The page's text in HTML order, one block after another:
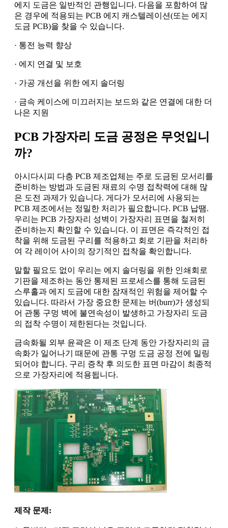
에지 도금은 일반적인 관행입니다. 다음을 포함하여 많
은 경우에 적용되는 PCB 에지 캐스텔레이션(또는 에지
도금 PCB)을 찾을 수 있습니다.
· 통전 능력 향상
· 에지 연결 및 보호
· 가공 개선을 위한 에지 솔더링
· 금속 케이스에 미끄러지는 보드와 같은 연결에 대한 더
나은 지원
PCB 가장자리 도금 공정은 무엇입니
까?
아시다시피 다층 PCB 제조업체는 주로 도금된 모서리를
준비하는 방법과 도금된 재료의 수명 접착력에 대해 많
은 도전 과제가 있습니다. 게다가 모서리에 사용되는
PCB 제조에서는 정밀한 처리가 필요합니다. PCB 납땜.
우리는 PCB 가장자리 성벽이 가장자리 표면을 철저히
준비하는지 확인할 수 있습니다. 이 표면은 즉각적인 접
착을 위해 도금된 구리를 적용하고 회로 기판을 처리하
여 각 레이어 사이의 장기적인 접착을 확인합니다.
말할 필요도 없이 우리는 에지 솔더링을 위한 인쇄회로
기판을 제조하는 동안 통제된 프로세스를 통해 도금된
스루홀과 에지 도금에 대한 잠재적인 위험을 제어할 수
있습니다. 따라서 가장 중요한 문제는 버(burr)가 생성되
어 관통 구멍 벽에 불연속성이 발생하고 가장자리 도금
의 접착 수명이 제한된다는 것입니다.
금속화될 외부 윤곽은 이 제조 단계 동안 가장자리의 금
속화가 일어나기 때문에 관통 구멍 도금 공정 전에 밀링
되어야 합니다. 구리 증착 후 의도한 표면 마감이 최종적
으로 가장자리에 적용됩니다.
제작 문제: